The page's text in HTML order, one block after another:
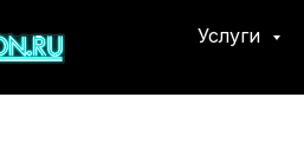
Услуги